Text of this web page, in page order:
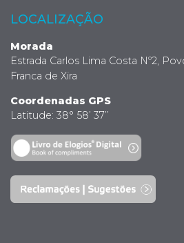
LOCALIZAÇÃO
Morada
Estrada Carlos Lima Costa Nº2,
Franca de Xira
Coordenadas GPS
Latitude: 38° 58’ 37’’